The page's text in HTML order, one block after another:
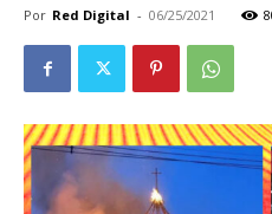
Por Red Digital - 06/25/2021